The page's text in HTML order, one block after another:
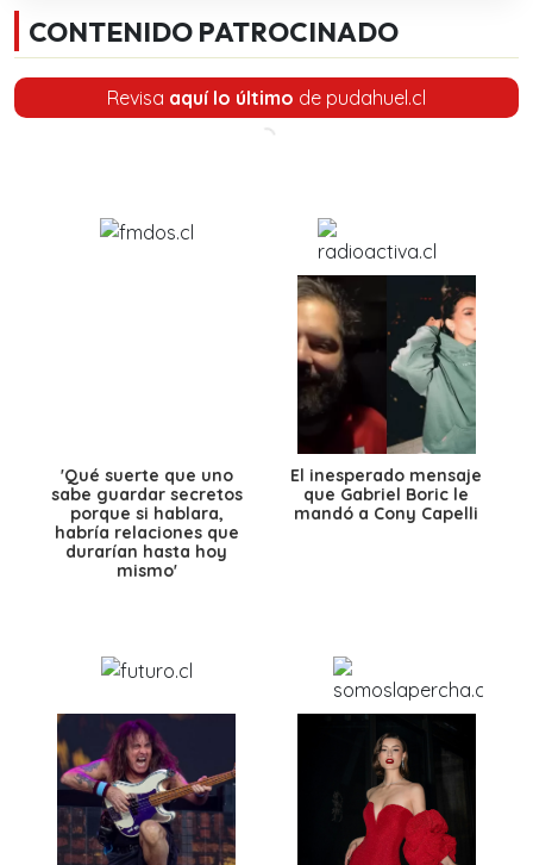
CONTENIDO PATROCINADO
Revisa aquí lo último de pudahuel.cl
'Qué suerte que uno
sabe guardar secretos
porque si hablara,
habría relaciones que
durarían hasta hoy
mismo'
El inesperado mensaje
que Gabriel Boric le
mandó a Cony Capelli